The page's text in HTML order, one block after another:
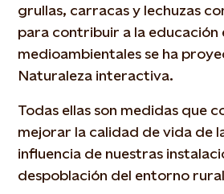
grullas, carracas y lechuzas
para contribuir a la educación
medioambientales se ha
Naturaleza interactiva.
Todas ellas son medidas que
mejorar la calidad de vida de
influencia de nuestras
despoblación del entorno